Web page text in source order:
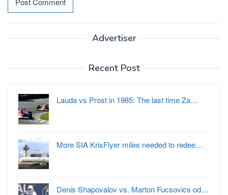
Advertiser
Recent Post
Lauda vs Prost in 1985: The last time Za…
More SIA KrisFlyer miles needed to redee…
Denis Shapovalov vs. Marton Fucsovics od…